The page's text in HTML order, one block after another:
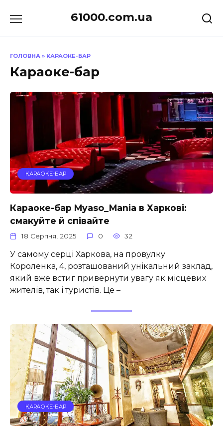
до
61000.com.ua
ГОЛОВНА » КАРАОКЕ-БАР
Караоке-бар
КАРАОКЕ-БАР
Караоке-бар Myaso_Mania в Харкові:
смакуйте й співайте
18 Серпня, 2025 0 32
У самому серці Харкова, на провулку
Короленка, 4, розташований унікальний заклад,
який вже встиг привернути увагу як місцевих
жителів, так і туристів. Це –
КАРАОКЕ-БАР